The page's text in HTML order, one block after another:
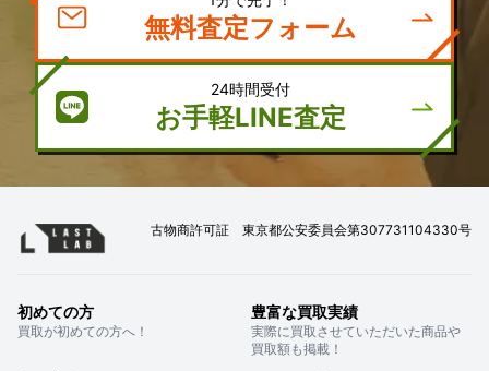
無料査定フォーム
24時間受付
お手軽LINE査定
古物商許可証 東京都公安委員会第307731104330号
初めての方
買取が初めての方へ！
豊富な買取実績
実際に買取させていただいた商品や
買取額も掲載！